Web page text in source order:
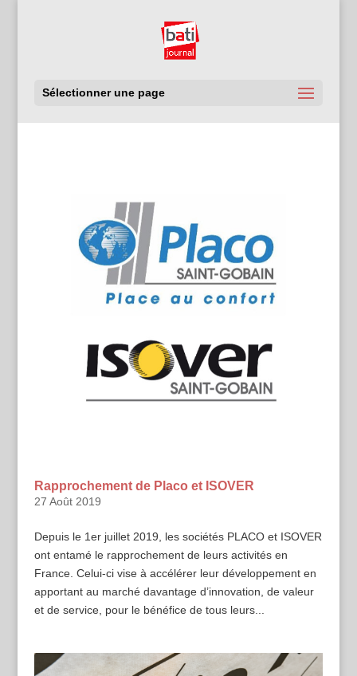
Sélectionner une page
Rapprochement de Placo et ISOVER
27 Août 2019
Depuis le 1er juillet 2019, les sociétés PLACO et ISOVER
ont entamé le rapprochement de leurs activités en
France. Celui-ci vise à accélérer leur développement en
apportant au marché davantage d’innovation, de valeur
et de service, pour le bénéfice de tous leurs...